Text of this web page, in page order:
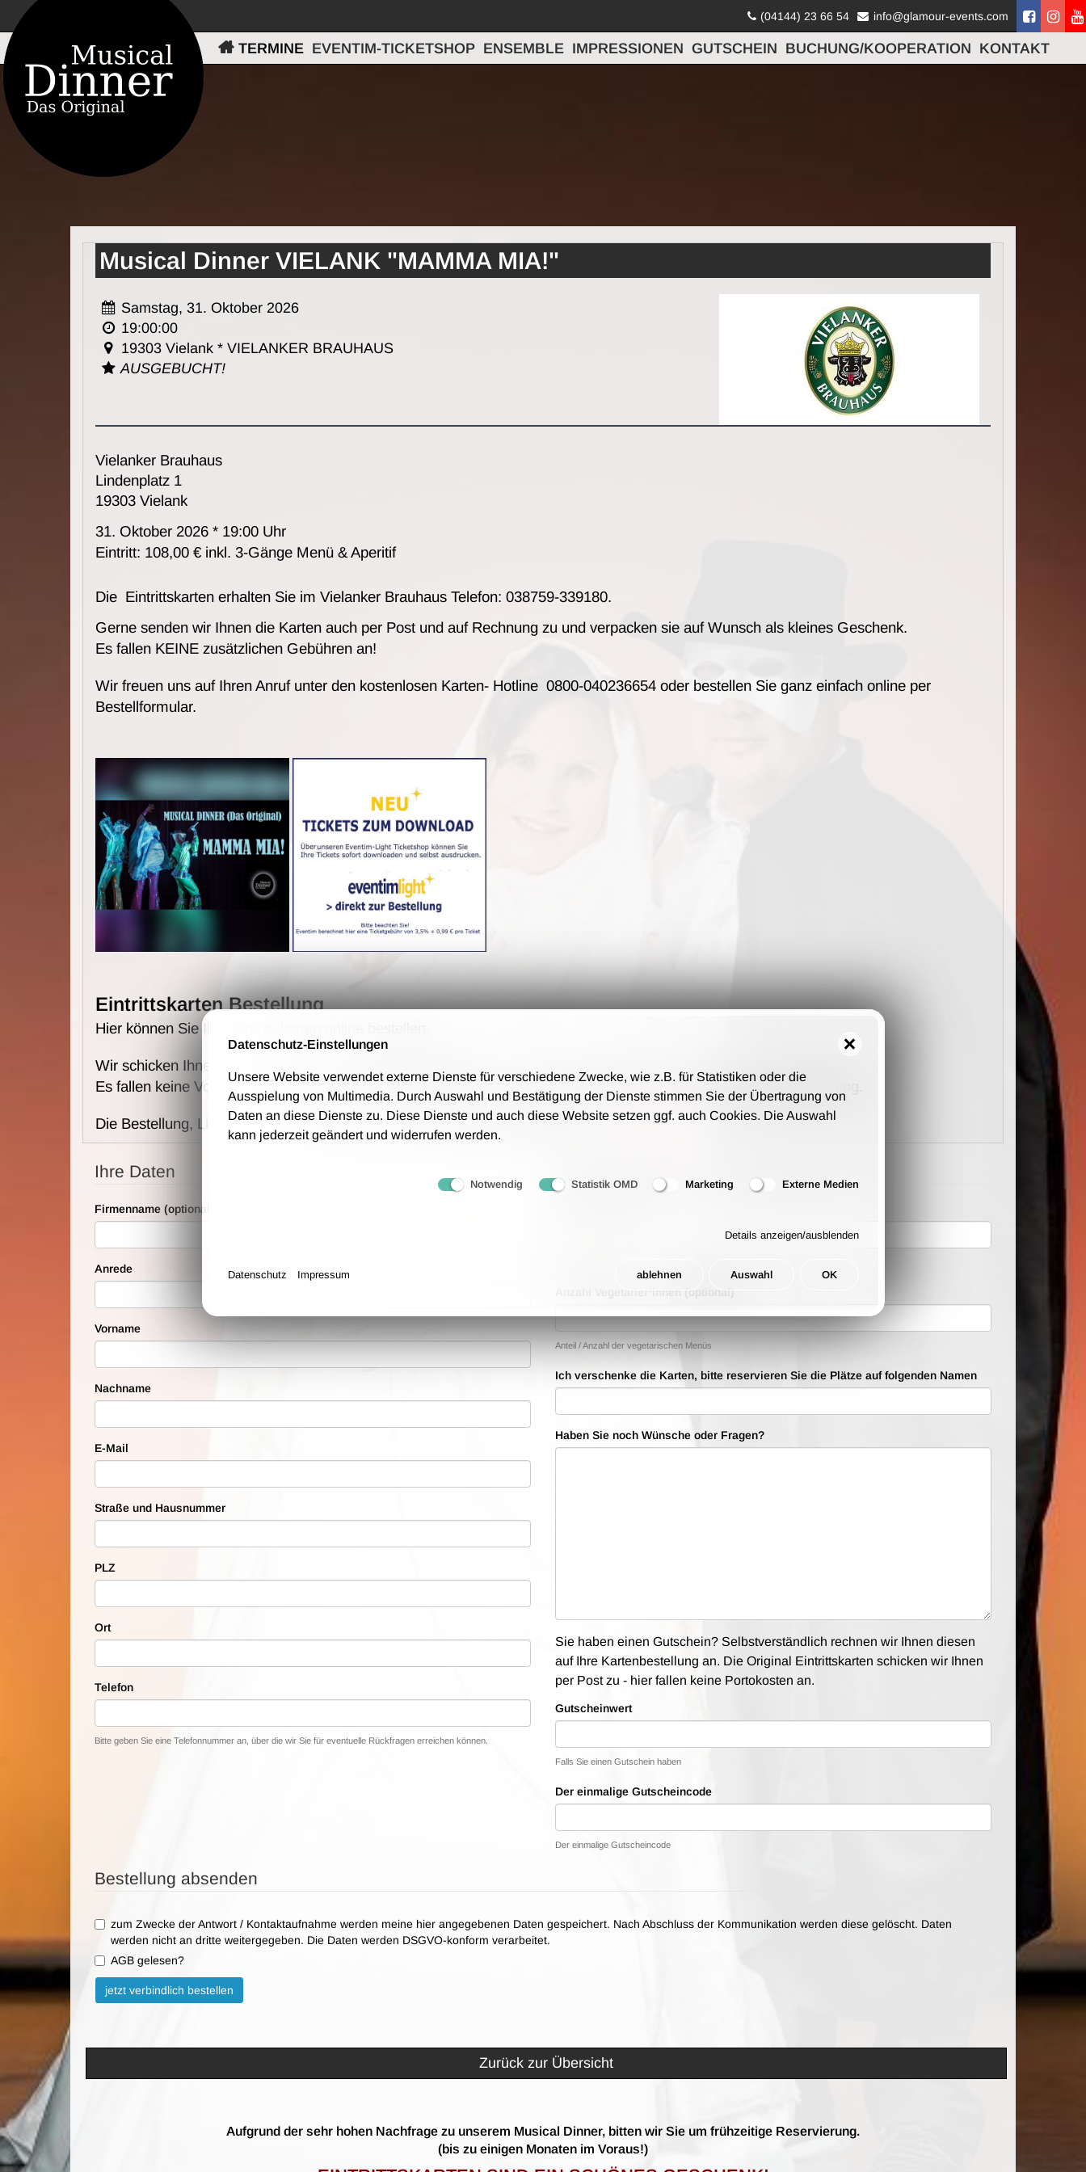
(04144) 23 66 54 info@glamour-events.com
TERMINE EVENTIM-TICKETSHOP ENSEMBLE IMPRESSIONEN GUTSCHEIN BUCHUNG/KOOPERATION KONTAKT
Musical Dinner VIELANK "MAMMA MIA!"
Samstag, 31. Oktober 2026
19:00:00
19303 Vielank * VIELANKER BRAUHAUS
AUSGEBUCHT!
Vielanker Brauhaus
Lindenplatz 1
19303 Vielank
31. Oktober 2026 * 19:00 Uhr
Eintritt: 108,00 € inkl. 3-Gänge Menü & Aperitif
Die Eintrittskarten erhalten Sie im Vielanker Brauhaus Telefon: 038759-339180.
Gerne senden wir Ihnen die Karten auch per Post und auf Rechnung zu und verpacken sie auf Wunsch als kleines Geschenk.
Es fallen KEINE zusätzlichen Gebühren an!
Wir freuen uns auf Ihren Anruf unter den kostenlosen Karten- Hotline 0800-040236654 oder bestellen Sie ganz einfach online per
Bestellformular.
Eintrittskarten Bestellung
Hier können Sie Ihre Eintrittskarten online bestellen.
Wir schicken Ihne die Karten per Post und auf Rechnung zu.
Es fallen keine Vorverkaufs- und Bearbeitungsgebühren an - wir berechnen lediglich 1,00 € Portokosten pro Bestellung.
Die Bestellung, Lieferung und Zahlung erfolgt auf Grundlage unsere AGB.
Ihre Daten
Firmenname (optional)
Anrede
Vorname
Nachname
E-Mail
Straße und Hausnummer
PLZ
Ort
Telefon
Bitte geben Sie eine Telefonnummer an, über die wir Sie für eventuelle Rückfragen erreichen können.
Anzahl Vegetarier*innen (optional)
Anteil / Anzahl der vegetarischen Menüs
Ich verschenke die Karten, bitte reservieren Sie die Plätze auf folgenden Namen
Haben Sie noch Wünsche oder Fragen?
Sie haben einen Gutschein? Selbstverständlich rechnen wir Ihnen diesen
auf Ihre Kartenbestellung an. Die Original Eintrittskarten schicken wir Ihnen
per Post zu - hier fallen keine Portokosten an.
Gutscheinwert
Falls Sie einen Gutschein haben
Der einmalige Gutscheincode
Der einmalige Gutscheincode
Bestellung absenden
zum Zwecke der Antwort / Kontaktaufnahme werden meine hier angegebenen Daten gespeichert. Nach Abschluss der Kommunikation werden diese gelöscht. Daten
werden nicht an dritte weitergegeben. Die Daten werden DSGVO-konform verarbeitet.
AGB gelesen?
Bitte nicht ausfüllen.
jetzt verbindlich bestellen
Zurück zur Übersicht
Aufgrund der sehr hohen Nachfrage zu unserem Musical Dinner, bitten wir Sie um frühzeitige Reservierung.
(bis zu einigen Monaten im Voraus!)
Datenschutz-Einstellungen
Unsere Website verwendet externe Dienste für verschiedene Zwecke, wie z.B. für Statistiken oder die
Ausspielung von Multimedia. Durch Auswahl und Bestätigung der Dienste stimmen Sie der Übertragung von
Daten an diese Dienste zu. Diese Dienste und auch diese Website setzen ggf. auch Cookies. Die Auswahl
kann jederzeit geändert und widerrufen werden.
Notwendig Statistik OMD Marketing Externe Medien
Details anzeigen/ausblenden
ablehnen Auswahl OK
Datenschutz Impressum